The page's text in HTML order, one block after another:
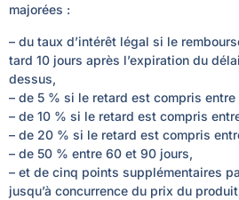
majorées :
– du taux d’intérêt légal si le
tard 10 jours après l’expiration du
dessus,
– de 5 % si le retard est compris entre
– de 10 % si le retard est compris
– de 20 % si le retard est compris
– de 50 % entre 60 et 90 jours,
– et de cinq points supplémentaires
jusqu’à concurrence du prix du